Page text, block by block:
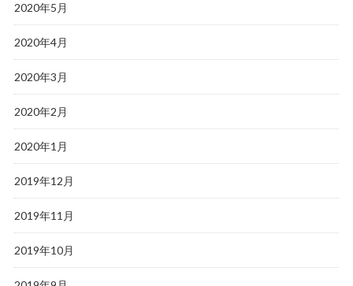
2020年5月
2020年4月
2020年3月
2020年2月
2020年1月
2019年12月
2019年11月
2019年10月